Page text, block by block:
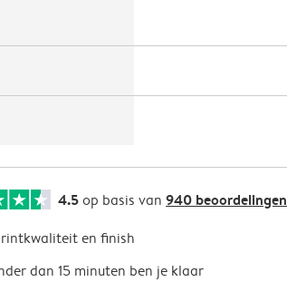
4.5op basis van 940 beoordelingen
en finish
dan 15 minuten ben je klaar